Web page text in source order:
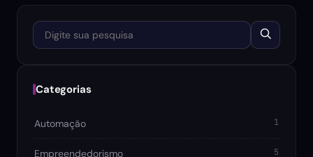
Digite sua pesquisa
Categorias
Automação 1
Empreendedorismo 5